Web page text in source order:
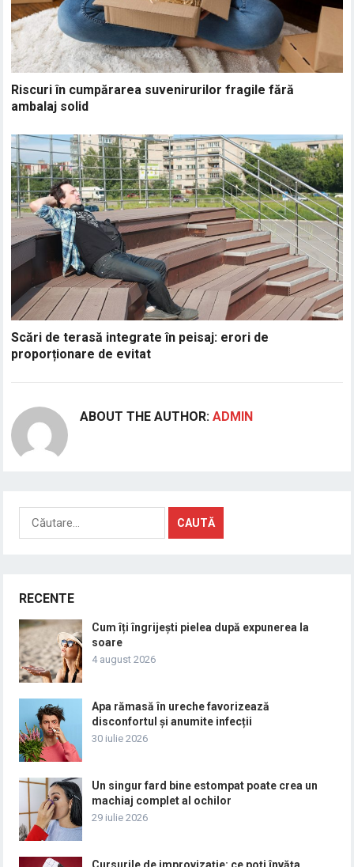
Riscuri în cumpărarea suvenirurilor fragile fără
ambalaj solid
Scări de terasă integrate în peisaj: erori de
proporționare de evitat
ABOUT THE AUTHOR:ADMIN
Caută
după:
RECENTE
Cum îți îngrijești pielea după expunerea la
soare
4 august 2026
Apa rămasă în ureche favorizează
disconfortul și anumite infecții
30 iulie 2026
Un singur fard bine estompat poate crea un
machiaj complet al ochilor
29 iulie 2026